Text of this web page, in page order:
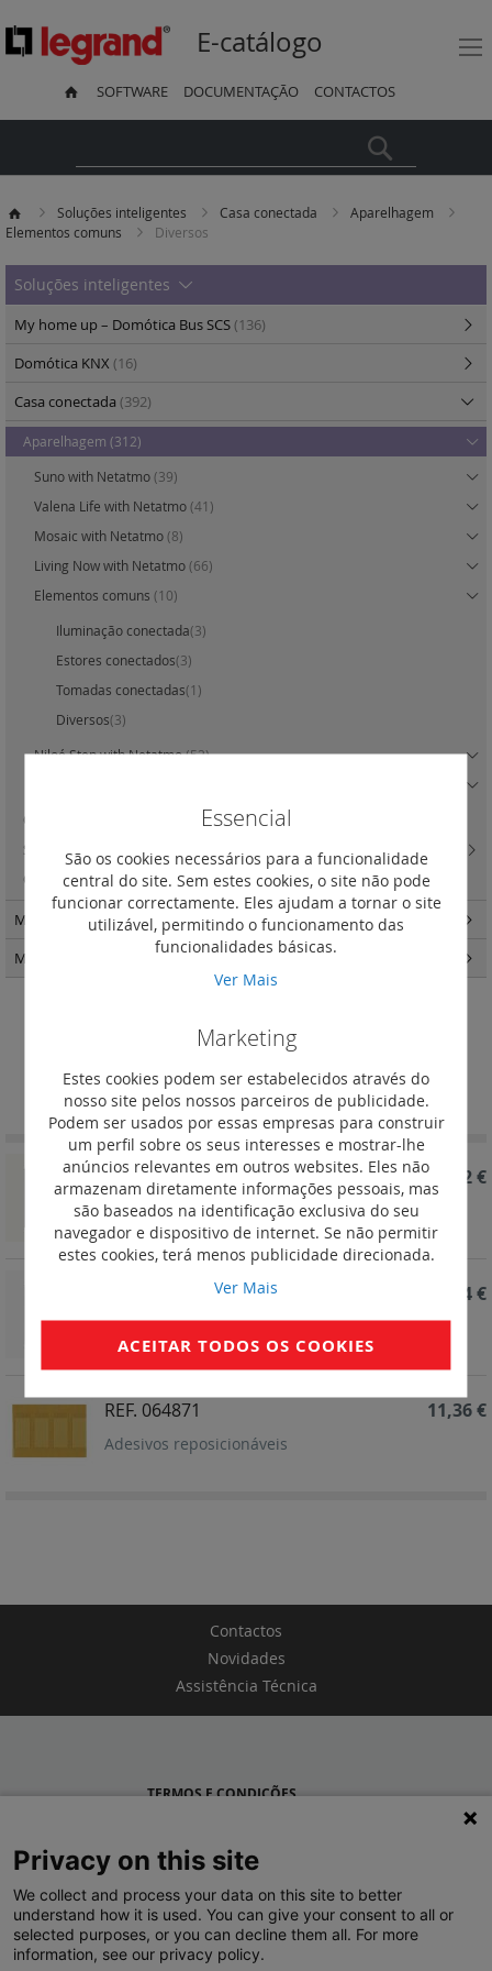
E-catálogo
SOFTWARE DOCUMENTAÇÃO CONTACTOS
Soluções inteligentes Casa conectada
Aparelhagem
Elementos comuns
Diversos
Diversos
Ordenar por
Definir
Ordenação
REF. 064898
Saída de cabos conectada alumínio
83,42 €
Saída de cabos conectada branca
79,44 €
REF. 064871
Adesivos reposicionáveis
11,36 €
Soluções inteligentes
My home up – Domótica Bus SCS(136)
Domótica KNX (16)
Casa conectada (392)
Aparelhagem (312)
Suno with Netatmo(39)
Valena Life with Netatmo(41)
Mosaic with Netatmo(8)
Living Now with Netatmo(66)
Elementos comuns (10)
Iluminação conectada(3)
Estores conectados(3)
Tomadas conectadas(1)
Diversos(3)
Niloé Step with Netatmo(52)
Quadro eléctrico
Segurança / Videoporteiros
Climatização(8)
My home up – Domótica Bus SCS(19)
My home up ”“ Domótica Bus SCS(91)
Contactos
Novidades
Assistência Técnica
Essencial
São os cookies necessários para a funcionalidade
central do site. Sem estes cookies, o site não pode
funcionar correctamente. Eles ajudam a tornar o site
utilizável, permitindo o funcionamento das
funcionalidades básicas.
Ver Mais
Marketing
Estes cookies podem ser estabelecidos através do
nosso site pelos nossos parceiros de publicidade.
Podem ser usados por essas empresas para construir
um perfil sobre os seus interesses e mostrar-lhe
anúncios relevantes em outros websites. Eles não
armazenam diretamente informações pessoais, mas
são baseados na identificação exclusiva do seu
navegador e dispositivo de internet. Se não permitir
estes cookies, terá menos publicidade direcionada.
Ver Mais
ACEITAR TODOS OS COOKIES
TERMOS E CONDIÇÕES
LEGRAND PORTUGAL
GRUPO LEGRAND NO MUNDO
Privacy on this site
We collect and process your data on this site to better
understand how it is used. You can give your consent to all or
selected purposes, or you can decline them all. For more
information, see our privacy policy.